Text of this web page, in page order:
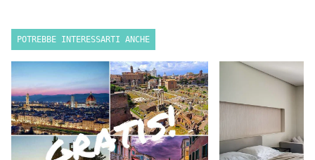
POTREBBE INTERESSARTI ANCHE